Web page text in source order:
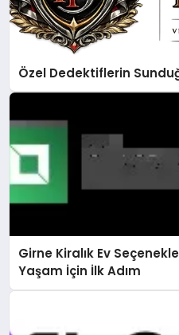
Özel Dedektiflerin
Girne Kiralık Ev
Yaşam İçin İlk Adım